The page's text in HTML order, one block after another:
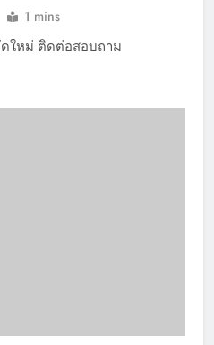
1 mins
ใหม่ ติดต่อสอบถาม